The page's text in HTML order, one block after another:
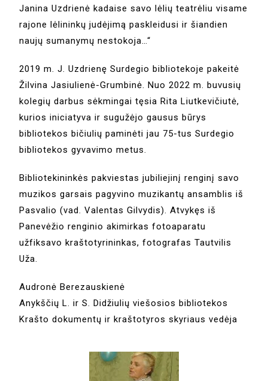
Janina Uzdrienė kadaise savo lėlių teatrėliu visame
rajone lėlininkų judėjimą paskleidusi ir šiandien
naujų sumanymų nestokoja…“
2019 m. J. Uzdrienę Surdegio bibliotekoje pakeitė
Žilvina Jasiulienė-Grumbinė. Nuo 2022 m. buvusių
kolegių darbus sėkmingai tęsia Rita Liutkevičiutė,
kurios iniciatyva ir sugužėjo gausus būrys
bibliotekos bičiulių paminėti jau 75-tus Surdegio
bibliotekos gyvavimo metus.
Bibliotekininkės pakviestas jubiliejinį renginį savo
muzikos garsais pagyvino muzikantų ansamblis iš
Pasvalio (vad. Valentas Gilvydis). Atvykęs iš
Panevėžio renginio akimirkas fotoaparatu
užfiksavo kraštotyrininkas, fotografas Tautvilis
Uža.
Audronė Berezauskienė
Anykščių L. ir S. Didžiulių viešosios bibliotekos
Krašto dokumentų ir kraštotyros skyriaus vedėja